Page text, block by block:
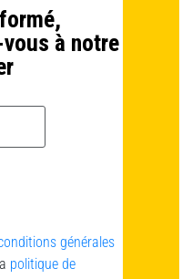
à notre
générales
politique de